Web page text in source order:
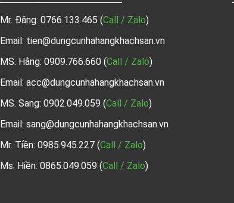
Mr. Đăng: 0766.133.465 (Call / Zalo)
Email: tien@dungcunhahangkhachsan.vn
MS. Hằng: 0909.766.660 (Call / Zalo)
Email: acc@dungcunhahangkhachsan.vn
MS. Sang: 0902.049.059 (Call / Zalo)
Email: sang@dungcunhahangkhachsan.vn
Mr. Tiền: 0985.945.227 (Call / Zalo)
Ms. Hiền: 0865.049.059 (Call / Zalo)